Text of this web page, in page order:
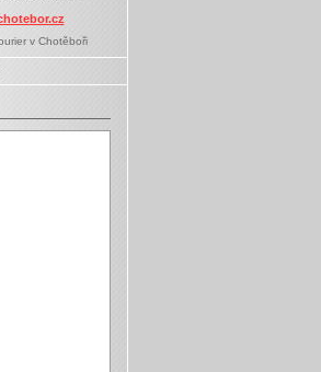
v Chotěboři